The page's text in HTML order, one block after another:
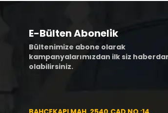
E-Bülten Abonelik
Bültenimize abone olarak
kampanyalarımızdan ilk siz haberdar
olabilirsiniz.